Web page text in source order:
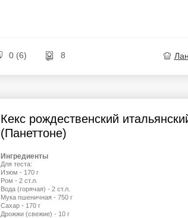
0 (6) 8
Кекс рождественский
(Панеттоне)
Ингредиенты
Для теста:
Изюм - 170 г
Ром - 2 ст.л.
Вода (горячая) - 2 ст.л.
Мука пшеничная - 750 г
Сахар - 170 г
Дрожжи (свежие) - 10 г